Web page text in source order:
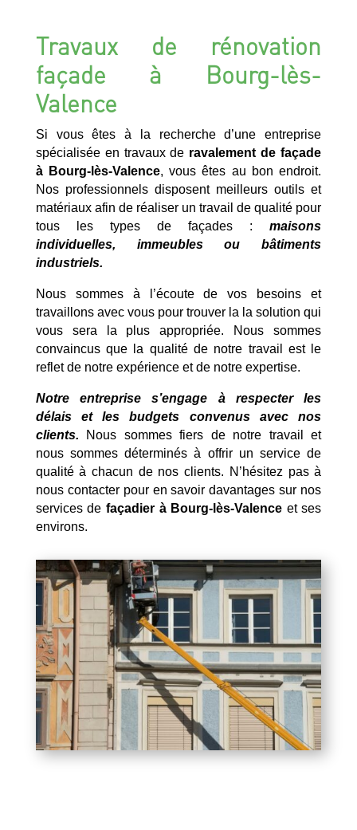
Travaux de rénovation
façade à Bourg-lès-
Valence
Si vous êtes à la recherche d’une entreprise
spécialisée en travaux de ravalement de façade
à Bourg-lès-Valence, vous êtes au bon endroit.
Nos professionnels disposent meilleurs outils et
matériaux afin de réaliser un travail de qualité pour
tous les types de façades :maisons
individuelles, immeubles ou bâtiments
industriels.
Nous sommes à l’écoute de vos besoins et
travaillons avec vous pour trouver la la solution qui
vous sera la plus appropriée. Nous sommes
convaincus que la qualité de notre travail est le
reflet de notre expérience et de notre expertise.
Notre entreprise s’engage à respecter les
délais et les budgets convenus avec nos
clients. Nous sommes fiers de notre travail et
nous sommes déterminés à offrir un service de
qualité à chacun de nos clients. N’hésitez pas à
nous contacter pour en savoir davantages sur nos
services de façadier à Bourg-lès-Valence et ses
environs.